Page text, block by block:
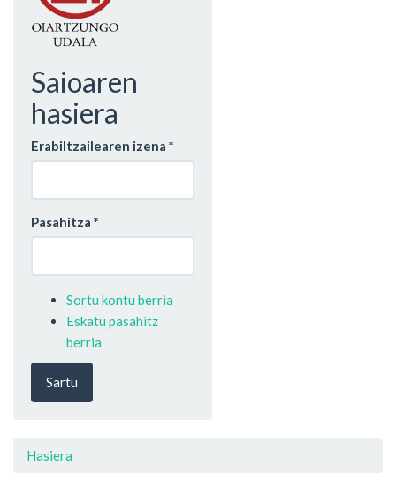
Saioaren
hasiera
Erabiltzailearen izena *
Pasahitza *
Sortu kontu berria
Eskatu pasahitz
berria
Sartu
Hasiera